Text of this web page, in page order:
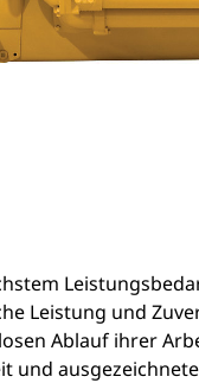
Leistung und
Ablauf ihrer
und